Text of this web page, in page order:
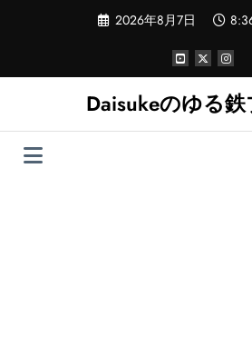
ツ
キ
2026年8月7日
Daisukeのゆる